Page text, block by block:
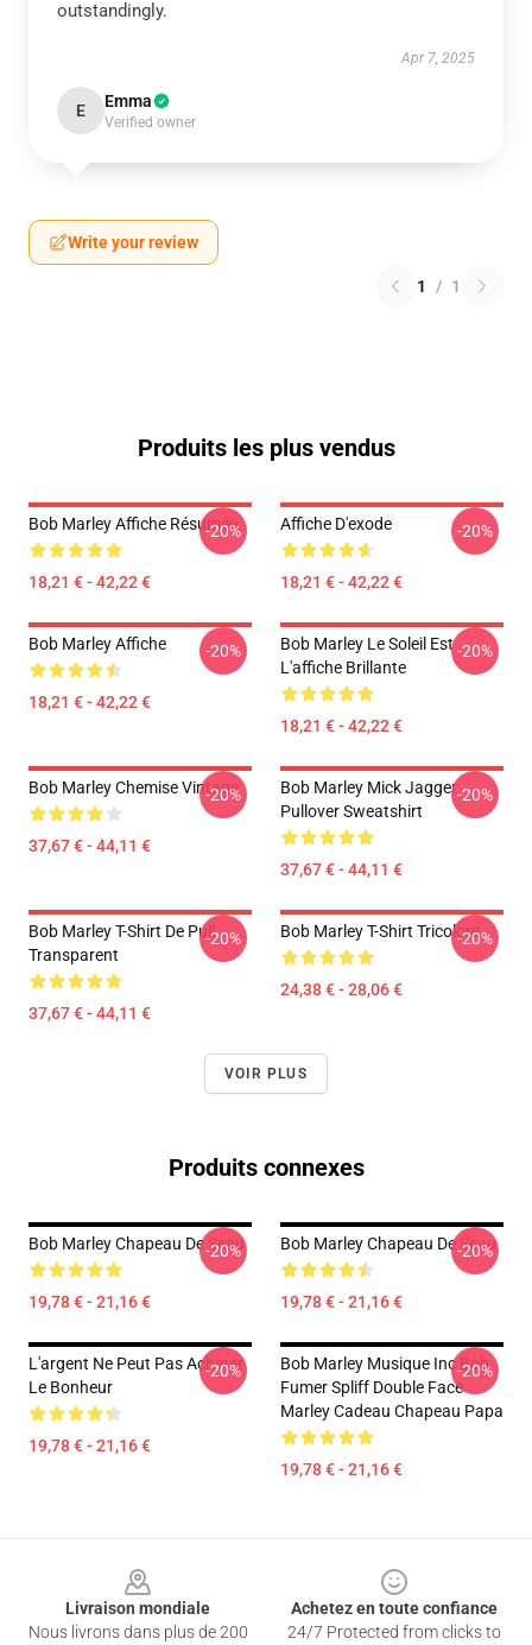
outstandingly.
Apr 7, 2025
E Emma
Verified owner
Write your review
1 / 1
Produits les plus vendus
Bob Marley Affiche Résumée
18,21 € - 42,22 €
-20% Affiche D'exode
18,21 € - 42,22 €
-20%
Bob Marley Affiche
18,21 € - 42,22 €
-20%
Bob Marley Le Soleil Est
L'affiche Brillante
18,21 € - 42,22 €
-20%
Bob Marley Chemise Vintage
37,67 € - 44,11 €
-20%
Bob Marley Mick Jagger
Pullover Sweatshirt
37,67 € - 44,11 €
-20%
Bob Marley T-Shirt De Pull
Transparent
37,67 € - 44,11 €
-20% Bob Marley T-Shirt Tricolore
24,38 € - 28,06 €
-20%
VOIR PLUS
Produits connexes
Bob Marley Chapeau De Seau
19,78 € - 21,16 €
-20% Bob Marley Chapeau De Seau
19,78 € - 21,16 €
-20%
L'argent Ne Peut Pas Acheter
Le Bonheur
19,78 € - 21,16 €
-20%
Bob Marley Musique Inc Bob
Fumer Spliff Double Face
Marley Cadeau Chapeau Papa
19,78 € - 21,16 €
-20%
Livraison mondiale
Nous livrons dans plus de 200
Achetez en toute confiance
24/7 Protected from clicks to